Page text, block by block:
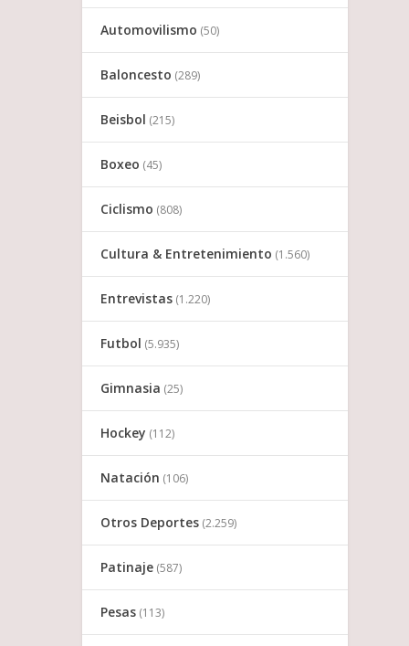
Automovilismo (50)
Baloncesto (289)
Beisbol (215)
Boxeo (45)
Ciclismo (808)
Cultura & Entretenimiento (1.560)
Entrevistas (1.220)
Futbol (5.935)
Gimnasia (25)
Hockey (112)
Natación (106)
Otros Deportes (2.259)
Patinaje (587)
Pesas (113)